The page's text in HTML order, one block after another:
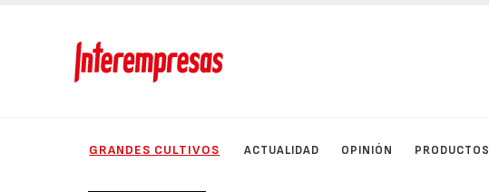
GRANDES CULTIVOS ACTUALIDAD OPINIÓN PRODUCTOS